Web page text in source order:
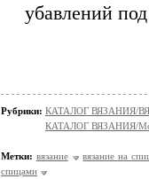
убавлений
Рубрики: КАТАЛОГ ВЯЗАНИЯ/
КАТАЛОГ ВЯЗАНИЯ/
Метки: вязание
вязание на
спицами